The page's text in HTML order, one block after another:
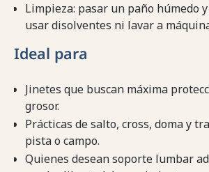
Limpieza: pasar un paño húmedo
usar disolventes ni lavar a
Ideal para
Jinetes que buscan máxima
grosor.
Prácticas de salto, cross, doma y
pista o campo.
Quienes desean soporte lumbar